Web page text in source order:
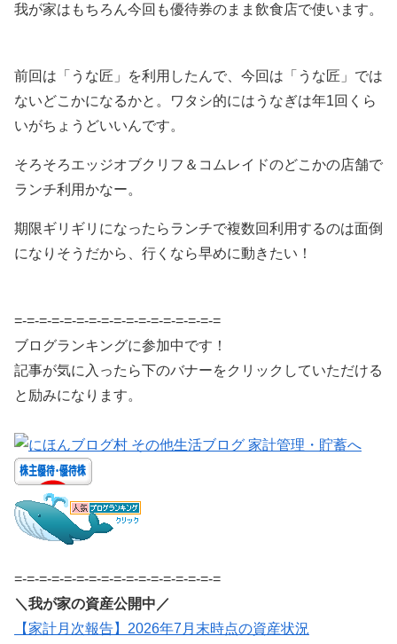
我が家はもちろん今回も優待券のまま飲食店で使います。
前回は「うな匠」を利用したんで、今回は「うな匠」では
ないどこかになるかと。ワタシ的にはうなぎは年1回くら
いがちょうどいいんです。
そろそろエッジオブクリフ＆コムレイドのどこかの店舗で
ランチ利用かなー。
期限ギリギリになったらランチで複数回利用するのは面倒
になりそうだから、行くなら早めに動きたい！
=-=-=-=-=-=-=-=-=-=-=-=-=-=-=-=-=
ブログランキングに参加中です！
記事が気に入ったら下のバナーをクリックしていただける
と励みになります。
=-=-=-=-=-=-=-=-=-=-=-=-=-=-=-=-=
＼我が家の資産公開中／
【家計月次報告】2026年7月末時点の資産状況